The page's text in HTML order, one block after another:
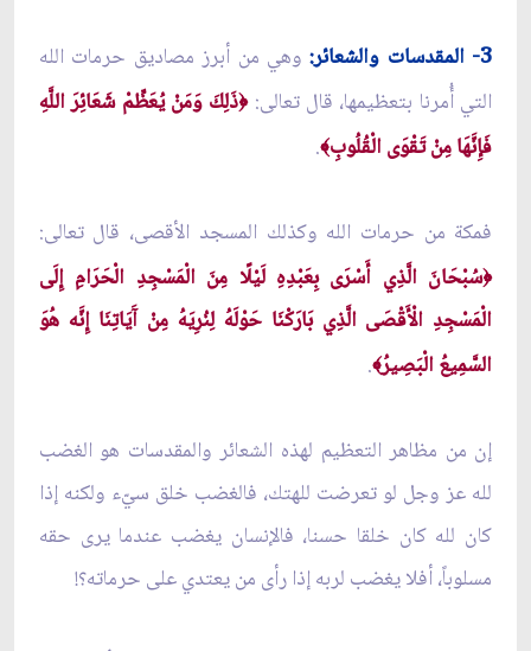
3- المقدسات والشعائر:
وهي من أبرز مصاديق حرمات الله
التي أُمرنا بتعظيمها، قال تعالى: ﴿ذَلِكَ وَمَنْ يُعَظِّمْ شَعَائِرَ اللَّهِ
فَإِنَّهَا مِنْ تَقْوَى الْقُلُوبِ﴾.
فمكة من حرمات الله وكذلك المسجد الأقصى، قال تعالى:
﴿سُبْحَانَ الَّذِي أَسْرَى بِعَبْدِهِ لَيْلًا مِنَ الْمَسْجِدِ الْحَرَامِ إِلَى
الْمَسْجِدِ الْأَقْصَى الَّذِي بَارَكْنَا حَوْلَهُ لِنُرِيَهُ مِنْ آَيَاتِنَا إِنَّه هُوَ
السَّمِيعُ الْبَصِيرُ﴾.
إن من مظاهر التعظيم لهذه الشعائر والمقدسات هو الغضب
لله عز وجل لو تعرضت للهتك، فالغضب خلق سيّء ولكنه إذا
كان لله كان خلقا حسنا، فالإنسان يغضب عندما يرى حقه
مسلوباً، أفلا يغضب لربه إذا رأى من يعتدي على حرماته؟!